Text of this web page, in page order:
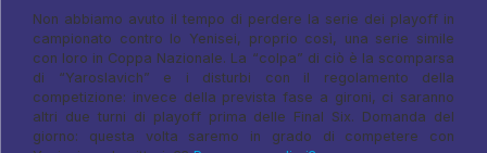
Non abbiamo avuto il tempo di perdere la serie dei playoff in
campionato contro lo Yenisei, proprio così, una serie simile
con loro in Coppa Nazionale. La “colpa” di ciò è la scomparsa
di “Yaroslavich” e i disturbi con il regolamento della
competizione: invece della prevista fase a gironi, ci saranno
altri due turni di playoff prima delle Final Six. Domanda del
giorno: questa volta saremo in grado di competere con